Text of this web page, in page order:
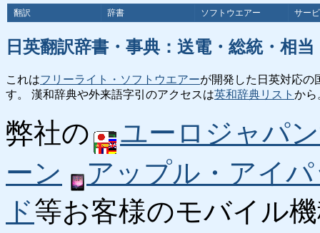
翻訳 辞書 ソフトウエアー サー
日英翻訳辞書・事典：送電・総統・相
これはフリーライト・ソフトウエアーが開発した日英対応の
す。 漢和辞典や外来語字引のアクセスは英和辞典リスト から
弊社の
ユーロジャパ
ーン
アップル・アイ
ド等お客様のモバイル